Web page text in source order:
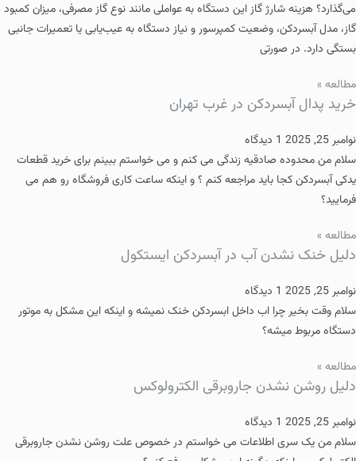
می‌گذارد؟ هزینه شارژ گاز این دستگاه به عواملی مانند نوع گاز مصرفی، میزان کمبود
گاز، مدل آبسردکن، وضعیت کمپرسور و نیاز دستگاه به عیب‌یابی یا تعمیرات جانبی
بستگی دارد. در صورتی
مطالعه »
خرید پدال آبسردکن در غرب تهران
نوامبر 25, 2025
1 دیدگاه
سلام من محدوده صادقیه زندگی می کنم و می خواستم ببینم برای خرید قطعات
یدکی آبسردکن کجا باید مراجعه کنم ؟ و اینکه ساعت کاری فروشگاه رو هم می
فرمایید؟
مطالعه »
دلیل خنک نشدن آب در آبسردکن ایستکول
نوامبر 25, 2025
1 دیدگاه
سلام وقت بخیر چرا اب داخل ابسردکن خنک نمیشه و اینکه این مشکل به موتور
دستگاه مربوط میشه؟
مطالعه »
دلیل روشن نشدن جاروبرقی الکترولوکس
نوامبر 25, 2025
1 دیدگاه
سلام من یک سری اطلاعات می خواستم در خصوص علت روشن نشدن جاروبرقی